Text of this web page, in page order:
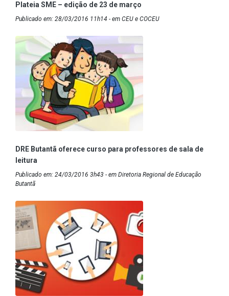
Plateia SME – edição de 23 de março
Publicado em: 28/03/2016 11h14 - em CEU e COCEU
DRE Butantã oferece curso para professores de sala de
leitura
Publicado em: 24/03/2016 3h43 - em Diretoria Regional de Educação
Butantã